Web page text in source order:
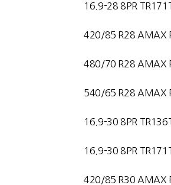
16.9-28 8PR
420/85 R28 AMAX
480/70 R28 AMAX
540/65 R28 AMAX
16.9-30 8PR
16.9-30 8PR
420/85 R30 AMAX